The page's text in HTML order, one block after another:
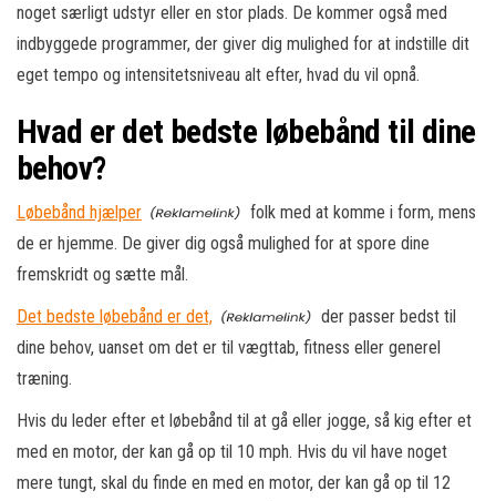
noget særligt udstyr eller en stor plads. De kommer også med
indbyggede programmer, der giver dig mulighed for at indstille dit
eget tempo og intensitetsniveau alt efter, hvad du vil opnå.
Hvad er det bedste løbebånd til dine
behov?
Løbebånd hjælper
folk med at komme i form, mens
de er hjemme. De giver dig også mulighed for at spore dine
fremskridt og sætte mål.
Det bedste løbebånd er det,
der passer bedst til
dine behov, uanset om det er til vægttab, fitness eller generel
træning.
Hvis du leder efter et løbebånd til at gå eller jogge, så kig efter et
med en motor, der kan gå op til 10 mph. Hvis du vil have noget
mere tungt, skal du finde en med en motor, der kan gå op til 12